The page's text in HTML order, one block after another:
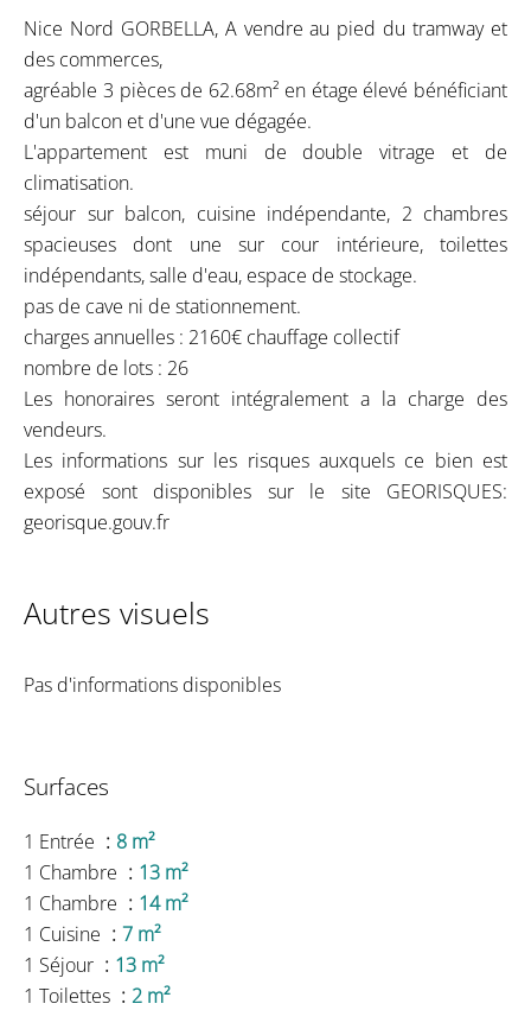
Nice Nord GORBELLA, A vendre au pied du tramway et
des commerces,
agréable 3 pièces de 62.68m² en étage élevé bénéficiant
d'un balcon et d'une vue dégagée.
L'appartement est muni de double vitrage et de
climatisation.
séjour sur balcon, cuisine indépendante, 2 chambres
spacieuses dont une sur cour intérieure, toilettes
indépendants, salle d'eau, espace de stockage.
pas de cave ni de stationnement.
charges annuelles : 2160€ chauffage collectif
nombre de lots : 26
Les honoraires seront intégralement a la charge des
vendeurs.
Les informations sur les risques auxquels ce bien est
exposé sont disponibles sur le site GEORISQUES:
georisque.gouv.fr
Autres visuels
Pas d'informations disponibles
Surfaces
1 Entrée
8 m²
1 Chambre
13 m²
1 Chambre
14 m²
1 Cuisine
7 m²
1 Séjour
13 m²
1 Toilettes
2 m²